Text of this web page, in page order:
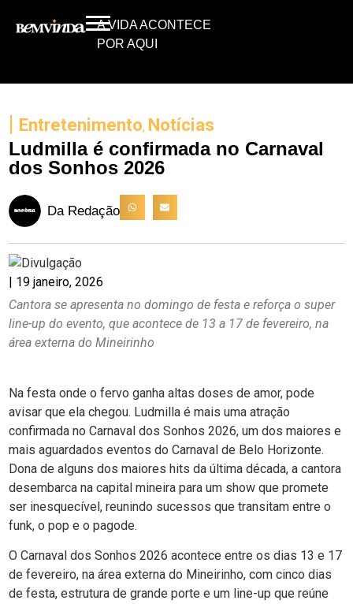
A VIDA ACONTECE
POR AQUI
| Entretenimento, Notícias
Ludmilla é confirmada no Carnaval
dos Sonhos 2026
Da Redação
| 19 janeiro, 2026
Cantora se apresenta no domingo de festa e reforça o super
line-up do evento, que acontece de 13 a 17 de fevereiro, na
área externa do Mineirinho
Na festa onde o fervo ganha altas doses de amor, pode
avisar que ela chegou. Ludmilla é mais uma atração
confirmada no Carnaval dos Sonhos 2026, um dos maiores e
mais aguardados eventos do Carnaval de Belo Horizonte.
Dona de alguns dos maiores hits da última década, a cantora
desembarca na capital mineira para um show que promete
ser inesquecível, reunindo sucessos que transitam entre o
funk, o pop e o pagode.
O Carnaval dos Sonhos 2026 acontece entre os dias 13 e 17
de fevereiro, na área externa do Mineirinho, com cinco dias
de festa, estrutura de grande porte e um line-up que reúne